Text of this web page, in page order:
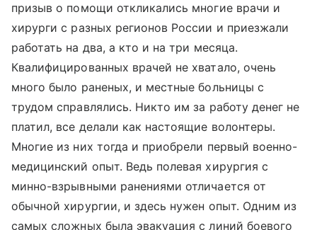
призыв о помощи откликались многие врачи и
хирурги с разных регионов России и приезжали
работать на два, а кто и на три месяца.
Квалифицированных врачей не хватало, очень
много было раненых, и местные больницы с
трудом справлялись. Никто им за работу денег не
платил, все делали как настоящие волонтеры.
Многие из них тогда и приобрели первый военно-
медицинский опыт. Ведь полевая хирургия с
минно-взрывными ранениями отличается от
обычной хирургии, и здесь нужен опыт. Одним из
самых сложных была эвакуация с линий боевого